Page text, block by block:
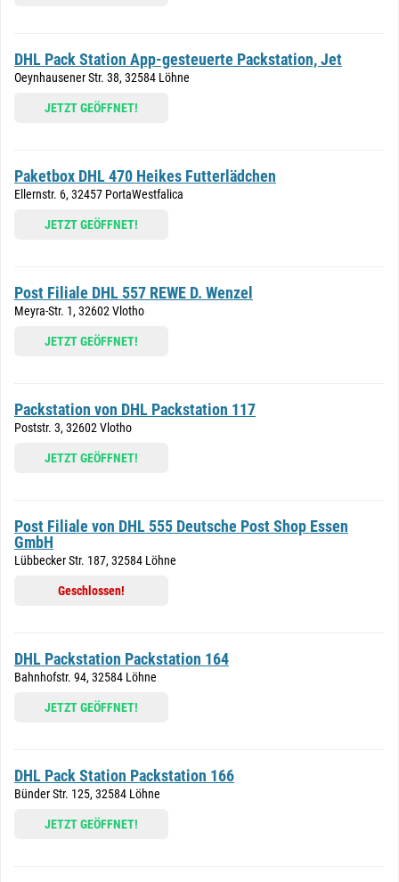
DHL Pack Station App-gesteuerte Packstation, Jet
Oeynhausener Str. 38, 32584 Löhne
JETZT GEÖFFNET!
Paketbox DHL 470 Heikes Futterlädchen
Ellernstr. 6, 32457 PortaWestfalica
JETZT GEÖFFNET!
Post Filiale DHL 557 REWE D. Wenzel
Meyra-Str. 1, 32602 Vlotho
JETZT GEÖFFNET!
Packstation von DHL Packstation 117
Poststr. 3, 32602 Vlotho
JETZT GEÖFFNET!
Post Filiale von DHL 555 Deutsche Post Shop Essen
GmbH
Lübbecker Str. 187, 32584 Löhne
Geschlossen!
DHL Packstation Packstation 164
Bahnhofstr. 94, 32584 Löhne
JETZT GEÖFFNET!
DHL Pack Station Packstation 166
Bünder Str. 125, 32584 Löhne
JETZT GEÖFFNET!